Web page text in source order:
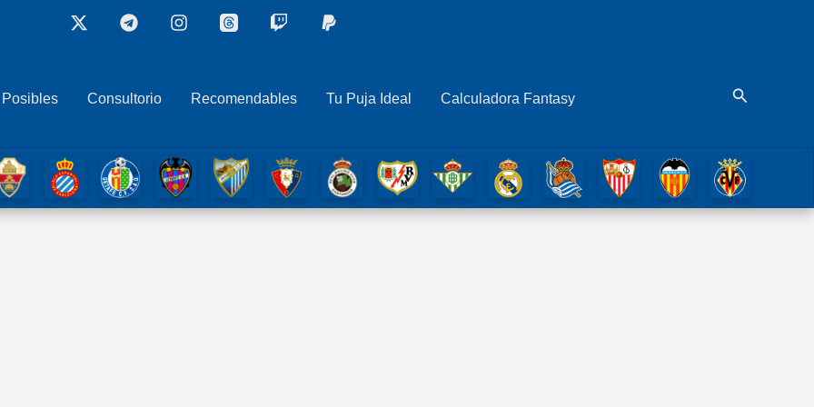
Consultorio Recomendables Tu Puja Ideal Calculadora Fantasy Buscar